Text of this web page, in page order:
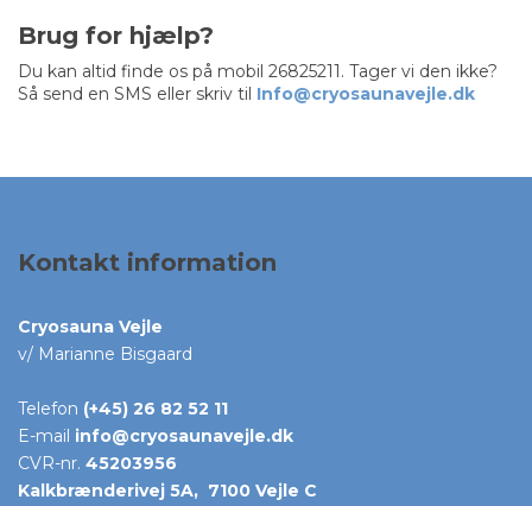
Brug for hjælp?
Du kan altid finde os på mobil 26825211. Tager vi den ikke?
Så send en SMS eller skriv til Info@cryosaunavejle.dk
Kontakt information
Cryosauna Vejle
v/ Marianne Bisgaard
Telefon (+45) 26 82 52 11
E-mail info@cryosaunavejle.dk
CVR-nr. 45203956
Kalkbrænderivej 5A, 7100 Vejle C